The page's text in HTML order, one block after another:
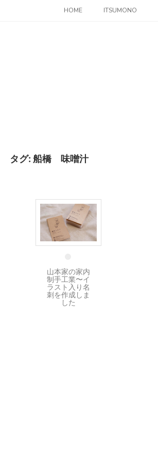
HOME ITSUMONO
タグ: 船橋 味噌汁
16 5月
山本家の家内
制手工業〜イ
ラスト入り名
刺を作成しま
した